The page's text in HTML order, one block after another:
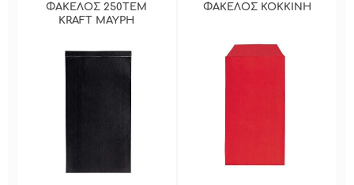
ΦΑΚΕΛΟΣ 250ΤΕΜ
KRAFT ΜΑΥΡΗ
ΦΑΚΕΛΟΣ ΚΟΚΚΙΝΗ